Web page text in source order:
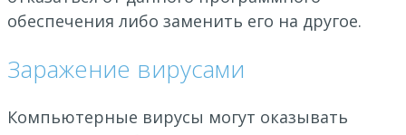
обеспечения либо заменить его на другое.
Заражение вирусами
Компьютерные вирусы могут оказывать